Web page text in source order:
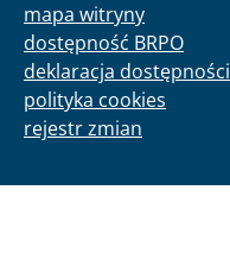
mapa witryny
dostępność BRPO
deklaracja dostępności
polityka cookies
rejestr zmian